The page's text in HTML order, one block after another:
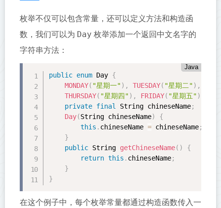
枚举不仅可以包含常量，还可以定义方法和构造函
数，我们可以为 Day 枚举添加一个返回中文名字的
字符串方法：
Java
public enum Day {
MONDAY( "星期一") , TUESDAY( "星期二") ,
THURSDAY( "星期四") , FRIDAY( "星期五")
private final String chineseName;
Day(String chineseName)
{
this . chineseName = chineseName;
}
public String getChineseName( )
{
return this . chineseName;
}
}
在这个例子中，每个枚举常量都通过构造函数传入一